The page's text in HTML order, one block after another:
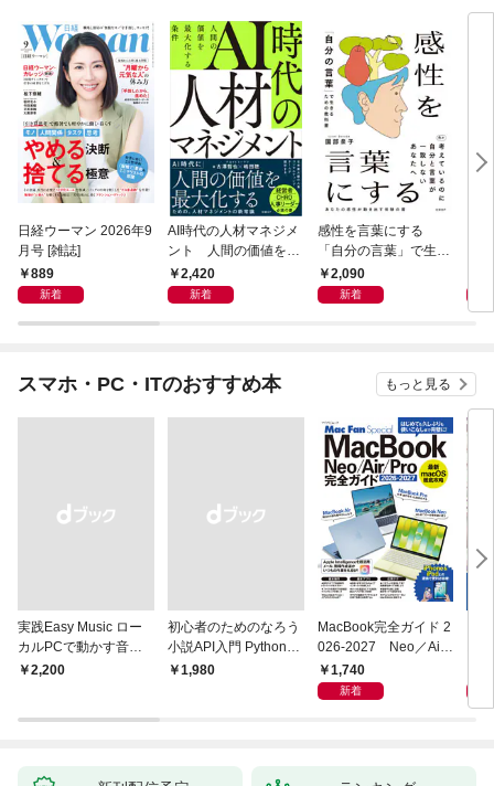
日経ウーマン 2026年9
月号 [雑誌]
889
新着
AI時代の人材マネジメ
ント 人間の価値を最
大化する条件
2,420
新着
感性を言葉にする
「自分の言葉」で生き
るための教科書
2,090
新着
スマホ・PC・ITのおすすめ本 もっと見る
実践Easy Music ロー
カルPCで動かす音楽
生成AI完全ガイド
￥2,200
初心者のためのなろう
小説API入門 Pythonで
作るデータ活用法
￥1,980
MacBook完全ガイド 2
026-2027 Neo／Air
／Pro対応
1,740
新着
X/